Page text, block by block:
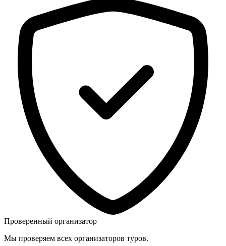
Проверенный организатор
Мы проверяем всех организаторов туров.